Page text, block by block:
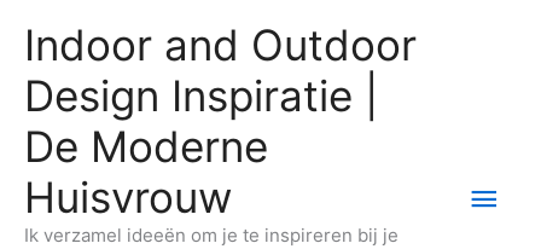
inhoud
Indoor and Outdoor
Design Inspiratie |
De Moderne
Huisvrouw
Ik verzamel ideeën om je te inspireren bij je